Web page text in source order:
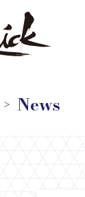
＞ News